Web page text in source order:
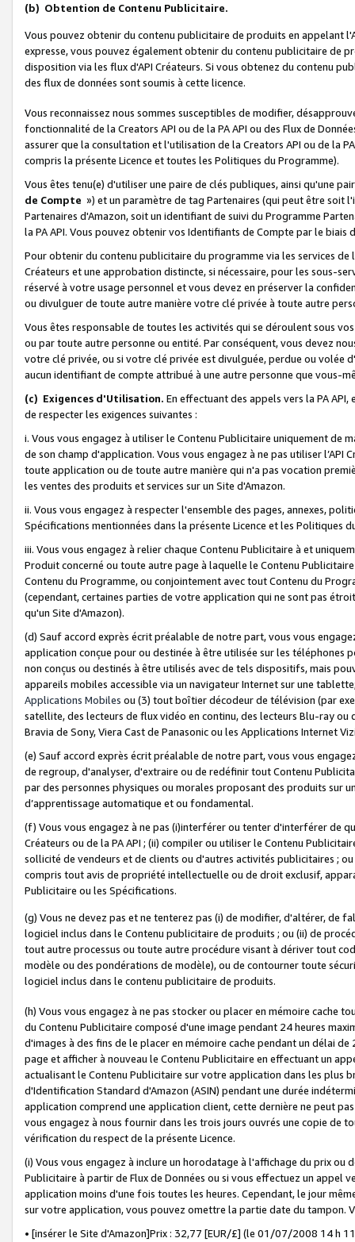
(b) Obtention de Contenu Publicitaire.
Vous pouvez obtenir du contenu publicitaire de produits en appelant
expresse, vous pouvez également obtenir du contenu publicitaire de
disposition via les flux d'API Créateurs. Si vous obtenez du contenu
des flux de données sont soumis à cette licence.
Vous reconnaissez nous sommes susceptibles de modifier,
fonctionnalité de la Creators API ou de la PA API ou des Flux de
assurer que la consultation et l'utilisation de la Creators API ou de la
compris la présente Licence et toutes les Politiques du Programme).
Vous êtes tenu(e) d'utiliser une paire de clés publiques, ainsi qu'une
de Compte ») et un paramètre de tag Partenaires (qui peut être soit
Partenaires d'Amazon, soit un identifiant de suivi du Programme
la PA API. Vous pouvez obtenir vos Identifiants de Compte par le biais
Pour obtenir du contenu publicitaire du programme via les services
Créateurs et une approbation distincte, si nécessaire, pour les sous-
réservé à votre usage personnel et vous devez en préserver la
ou divulguer de toute autre manière votre clé privée à toute autre
Vous êtes responsable de toutes les activités qui se déroulent sous
ou par toute autre personne ou entité. Par conséquent, vous devez
votre clé privée, ou si votre clé privée est divulguée, perdue ou volée
aucun identifiant de compte attribué à une autre personne que vous-
(c) Exigences d'Utilisation. En effectuant des appels vers la PA
de respecter les exigences suivantes :
i. Vous vous engagez à utiliser le Contenu Publicitaire uniquement de
de son champ d'application. Vous vous engagez à ne pas utiliser l’API
toute application ou de toute autre manière qui n'a pas vocation
les ventes des produits et services sur un Site d'Amazon.
ii. Vous vous engagez à respecter l'ensemble des pages, annexes,
Spécifications mentionnées dans la présente Licence et les Politiques
iii. Vous vous engagez à relier chaque Contenu Publicitaire à et
Produit concerné ou toute autre page à laquelle le Contenu
Contenu du Programme, ou conjointement avec tout Contenu du
(cependant, certaines parties de votre application qui ne sont pas
qu'un Site d'Amazon).
(d) Sauf accord exprès écrit préalable de notre part, vous vous
application conçue pour ou destinée à être utilisée sur les téléphones
non conçus ou destinés à être utilisés avec de tels dispositifs, mais
appareils mobiles accessible via un navigateur Internet sur une
Applications Mobiles ou (3) tout boîtier décodeur de télévision (par
satellite, des lecteurs de flux vidéo en continu, des lecteurs Blu-ray
Bravia de Sony, Viera Cast de Panasonic ou les Applications Internet
(e) Sauf accord exprès écrit préalable de notre part, vous vous
de regroup, d'analyser, d'extraire ou de redéfinir tout Contenu
par des personnes physiques ou morales proposant des produits sur
d’apprentissage automatique et ou fondamental.
(f) Vous vous engagez à ne pas (i)interférer ou tenter d'interférer de
Créateurs ou de la PA API ; (ii) compiler ou utiliser le Contenu
sollicité de vendeurs et de clients ou d'autres activités publicitaires ;
compris tout avis de propriété intellectuelle ou de droit exclusif,
Publicitaire ou les Spécifications.
(g) Vous ne devez pas et ne tenterez pas (i) de modifier, d'altérer, de
logiciel inclus dans le Contenu publicitaire de produits ; ou (ii) de
tout autre processus ou toute autre procédure visant à dériver tout
modèle ou des pondérations de modèle), ou de contourner toute
logiciel inclus dans le contenu publicitaire de produits.
(h) Vous vous engagez à ne pas stocker ou placer en mémoire cache
du Contenu Publicitaire composé d'une image pendant 24 heures
d'images à des fins de le placer en mémoire cache pendant un délai
page et afficher à nouveau le Contenu Publicitaire en effectuant un
actualisant le Contenu Publicitaire sur votre application dans les plus
d'Identification Standard d'Amazon (ASIN) pendant une durée
application comprend une application client, cette dernière ne peut
vous engagez à nous fournir dans les trois jours ouvrés une copie de
vérification du respect de la présente Licence.
(i) Vous vous engagez à inclure un horodatage à l'affichage du prix
Publicitaire à partir de Flux de Données ou si vous effectuez un appel
application moins d'une fois toutes les heures. Cependant, le jour
sur votre application, vous pouvez omettre la partie date du tampon.
• [insérer le Site d'Amazon]Prix : 32,77 [EUR/£] (le 01/07/2008 14 h